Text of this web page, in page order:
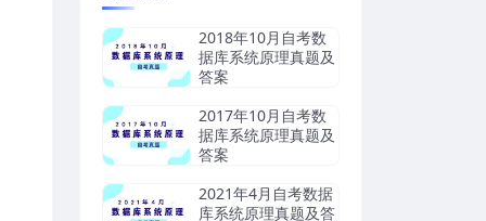
2018年10月自考数
据库系统原理真题及
答案
2017年10月自考数
据库系统原理真题及
答案
2021年4月自考数据
库系统原理真题及答